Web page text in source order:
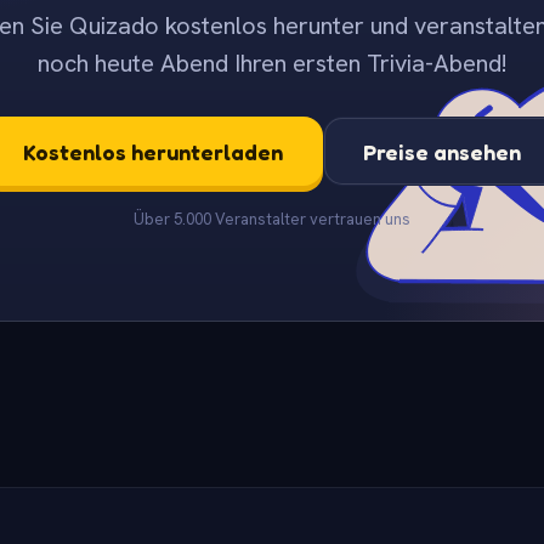
Sie Quizado kostenlos herunter und
noch heute Abend Ihren ersten Trivia-Abend!
Kostenlos herunterladen Preise ansehen
Über 5.000 Veranstalter vertrauen uns